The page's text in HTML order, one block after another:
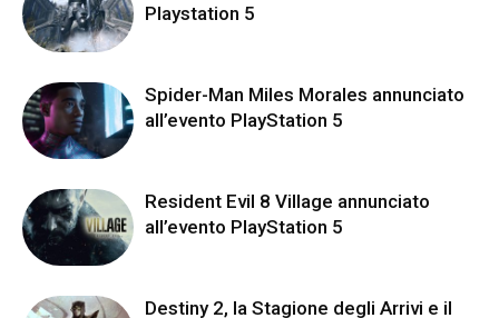
Playstation 5
Spider-Man Miles Morales annunciato
all’evento PlayStation 5
Resident Evil 8 Village annunciato
all’evento PlayStation 5
Destiny 2, la Stagione degli Arrivi e il